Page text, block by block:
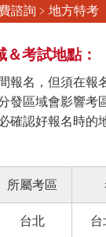
諮詢﹥地方特考
考試地點：
報名，但須在報
發區域會影響考
確認好報名時的
所屬考區
台北 台